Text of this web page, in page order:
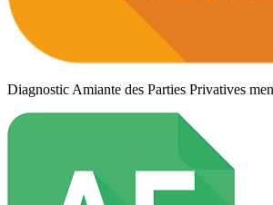
Diagnostic Amiante des Parties Privatives